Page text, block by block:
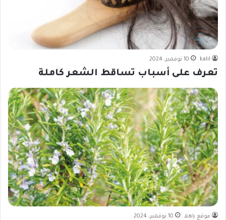
kalil 10 نوفمبر، 2024
تعرف على أسباب تساقط الشعر كاملة
موقع ياهلا 10 نوفمبر، 2024